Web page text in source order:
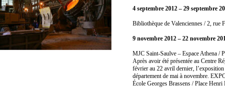
4 septembre 2012 – 29 septembre
Bibliothèque de Valenciennes / 2, rue
9 novembre 2012 – 22 novembre
MJC Saint-Saulve – Espace Athena /
Après avoir été présentée au Centre
février au 22 avril dernier,
département de mai à novembre.
École Georges Brassens / Place